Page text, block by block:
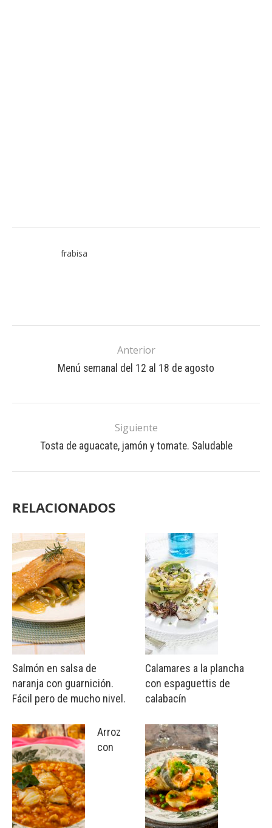
frabisa
Anterior
Menú semanal del 12 al 18 de agosto
Siguiente
Tosta de aguacate, jamón y tomate. Saludable
RELACIONADOS
Salmón en salsa de
naranja con guarnición.
Fácil pero de mucho nivel.
Arroz
con
Calamares a la plancha
con espaguettis de
calabacín